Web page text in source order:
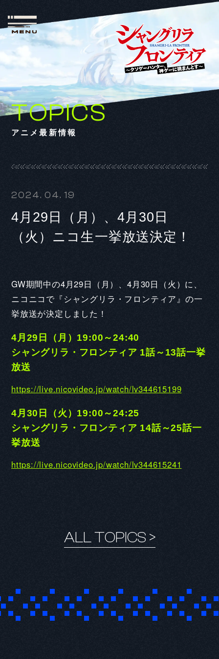
Q1. 本作品の印象
Q2. 演じるキャラクターの印象と役に対する意気込み
TOPICS
アニメ最新情報
2024. 04. 19
4月29日（月）、4月30日
（火）ニコ生一挙放送決定！
GW期間中の4月29日（月）、4月30日（火）に、
ニコニコで『シャングリラ・フロンティア』の一
挙放送が決定しました！
4月29日（月）19:00～24:40
シャングリラ・フロンティア 1話～13話一挙
放送
https://live.nicovideo.jp/watch/lv344615199
4月30日（火）19:00～24:25
シャングリラ・フロンティア 14話～25話一
挙放送
https://live.nicovideo.jp/watch/lv344615241
ALL TOPICS >